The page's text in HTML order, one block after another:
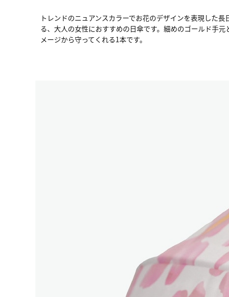
トレンドのニュアンスカラーでお花のデザインを表現した
る、大人の女性におすすめの日傘です。細めのゴールド手
メージから守ってくれる1本です。